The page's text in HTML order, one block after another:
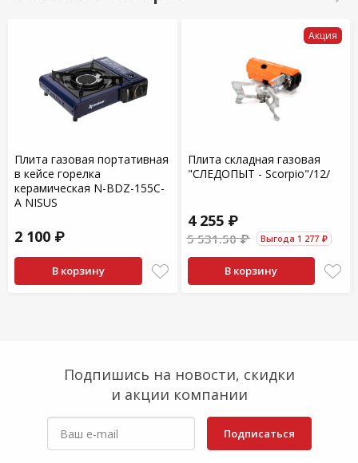
Плита газовая портативная
в кейсе горелка
керамическая N-BDZ-155C-
A NISUS
2 100 ₽
В корзину
Акция
Плита складная газовая
"СЛЕДОПЫТ - Scorpio"/12/
4 255 ₽
5 531.50 ₽ Выгода 1 277 ₽
В корзину
Подпишись на новости, скидки
и акции компании
Подписаться